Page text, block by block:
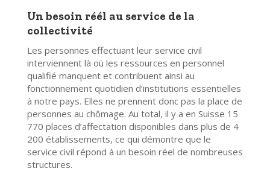
Un besoin réél au service de la
collectivité
Les personnes effectuant leur service civil
interviennent là où les ressources en personnel
qualifié manquent et contribuent ainsi au
fonctionnement quotidien d’institutions essentielles
à notre pays. Elles ne prennent donc pas la place de
personnes au chômage. Au total, il y a en Suisse 15
770 places d’affectation disponibles dans plus de 4
200 établissements, ce qui démontre que le
service civil répond à un besoin réel de nombreuses
structures.